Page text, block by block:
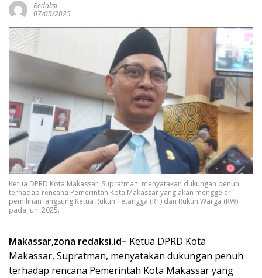
Redaksi
07/05/2025
Ketua DPRD Kota Makassar, Supratman, menyatakan dukungan penuh
terhadap rencana Pemerintah Kota Makassar yang akan menggelar
pemilihan langsung Ketua Rukun Tetangga (RT) dan Rukun Warga (RW)
pada Juni 2025.
Makassar,zona redaksi.id– Ketua DPRD Kota
Makassar, Supratman, menyatakan dukungan penuh
terhadap rencana Pemerintah Kota Makassar yang